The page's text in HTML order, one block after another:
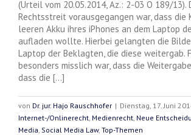
(Urteil vom 20.05.2014, Az.: 2-03 O 189/13).
Rechtsstreit vorausgegangen war, dass die
leeren Akku ihres iPhones an dem Laptop
aufladen wollte. Hierbei gelangten die
Laptop der Beklagten, die diese weitergab.
besonders misslich war, dass die
dass die [...]
von Dr. jur. Hajo Rauschhofer | Dienstag, 17. Juni
Internet-/Onlinerecht Medienrecht Neue
Media Social Media Law, Top-Themen